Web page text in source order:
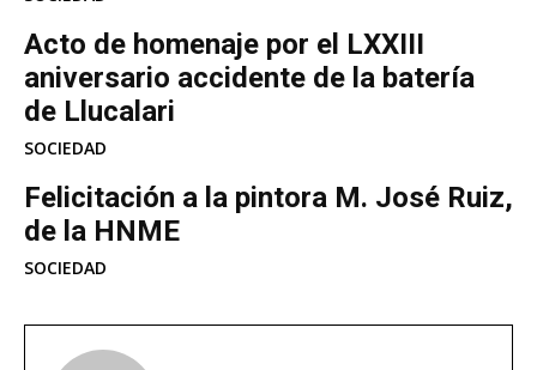
Acto de homenaje por el LXXIII
aniversario accidente de la batería
de Llucalari
SOCIEDAD
Felicitación a la pintora M. José Ruiz,
de la HNME
SOCIEDAD